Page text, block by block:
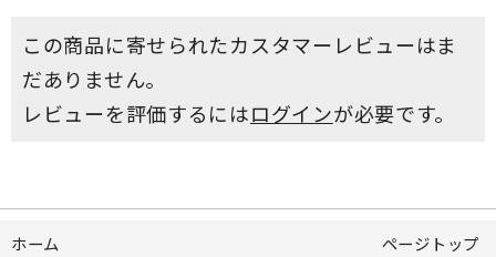
この商品に寄せられたカスタマーレビューはま
だありません。
レビューを評価するにはログインが必要です。
ホーム ページトップ